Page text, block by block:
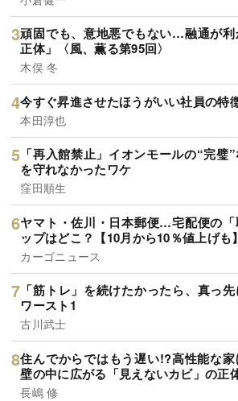
頑固でも、意地悪でもない…融通が
正体」〈風、薫る第95回〉
木俣 冬
今すぐ昇進させたほうがいい社員の特
本田淳也
「再入館禁止」イオンモールの“完璧
を守れなかったワケ
窪田順生
ヤマト・佐川・日本郵便…宅配便の「
ップはどこ？【10月から10％値上げも】
カーゴニュース
「筋トレ」を続けたかったら、真っ
ワースト1
古川武士
住んでからではもう遅い!?高性能な
壁の中に広がる「見えないカビ」の正
長嶋 修